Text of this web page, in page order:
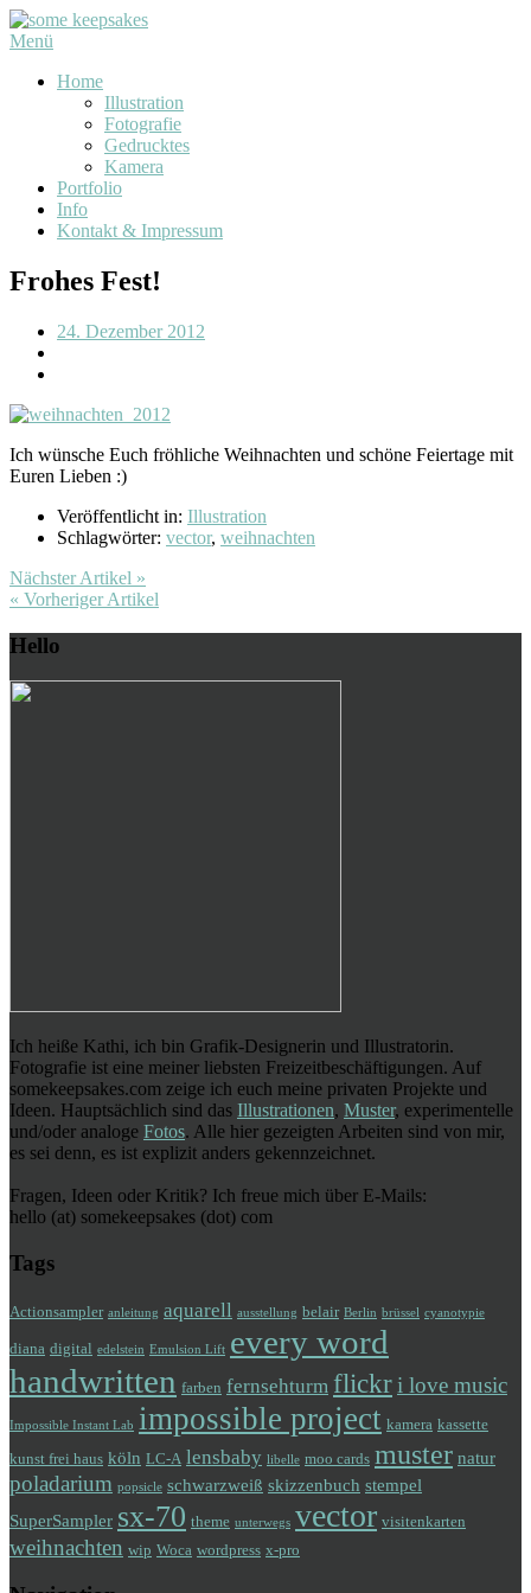
Menü
Home
Illustration
Fotografie
Gedrucktes
Kamera
Portfolio
Info
Kontakt & Impressum
Frohes Fest!
24. Dezember 2012
Ich wünsche Euch fröhliche Weihnachten und schöne Feiertage mit
Euren Lieben :)
Veröffentlicht in: Illustration
Schlagwörter: vector, weihnachten
Nächster Artikel »
« Vorheriger Artikel
Hello
Ich heiße Kathi, ich bin Grafik-Designerin und Illustratorin.
Fotografie ist eine meiner liebsten Freizeitbeschäftigungen. Auf
somekeepsakes.com zeige ich euch meine privaten Projekte und
Ideen. Hauptsächlich sind das Illustrationen, Muster, experimentelle
und/oder analoge Fotos. Alle hier gezeigten Arbeiten sind von mir,
es sei denn, es ist explizit anders gekennzeichnet.
Fragen, Ideen oder Kritik? Ich freue mich über E-Mails:
hello (at) somekeepsakes (dot) com
Tags
Actionsampler anleitung aquarell ausstellung belair Berlin brüssel cyanotypie
diana digital edelstein Emulsion Lift every word
handwritten farben fernsehturm flickr i love music
Impossible Instant Lab impossible project kamera kassette
kunst frei haus köln LC-A lensbaby libelle moo cards muster natur
poladarium popsicle schwarzweiß skizzenbuch stempel
SuperSampler sx-70 theme unterwegs vector visitenkarten
weihnachten wip Woca wordpress x-pro